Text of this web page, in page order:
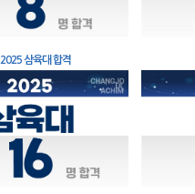
2025 삼육대 합격